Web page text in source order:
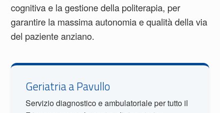
cognitiva e la gestione della politerapia, per
garantire la massima autonomia e qualità della via
del paziente anziano.
Geriatria a Pavullo
Servizio diagnostico e ambulatoriale per tutto il